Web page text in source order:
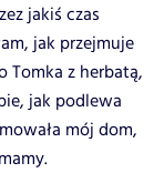
jakiś czas
jak przejmuje
Tomka z herbatą,
jak podlewa
mój dom,